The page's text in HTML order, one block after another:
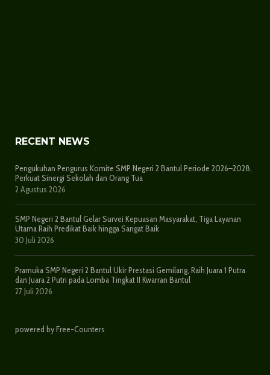
RECENT NEWS
Pengukuhan Pengurus Komite SMP Negeri 2 Bantul Periode 2026–2028,
Perkuat Sinergi Sekolah dan Orang Tua
2 Agustus 2026
SMP Negeri 2 Bantul Gelar Survei Kepuasan Masyarakat, Tiga Layanan
Utama Raih Predikat Baik hingga Sangat Baik
30 Juli 2026
Pramuka SMP Negeri 2 Bantul Ukir Prestasi Gemilang, Raih Juara 1 Putra
dan Juara 2 Putri pada Lomba Tingkat II Kwarran Bantul
27 Juli 2026
powered by Free-Counters